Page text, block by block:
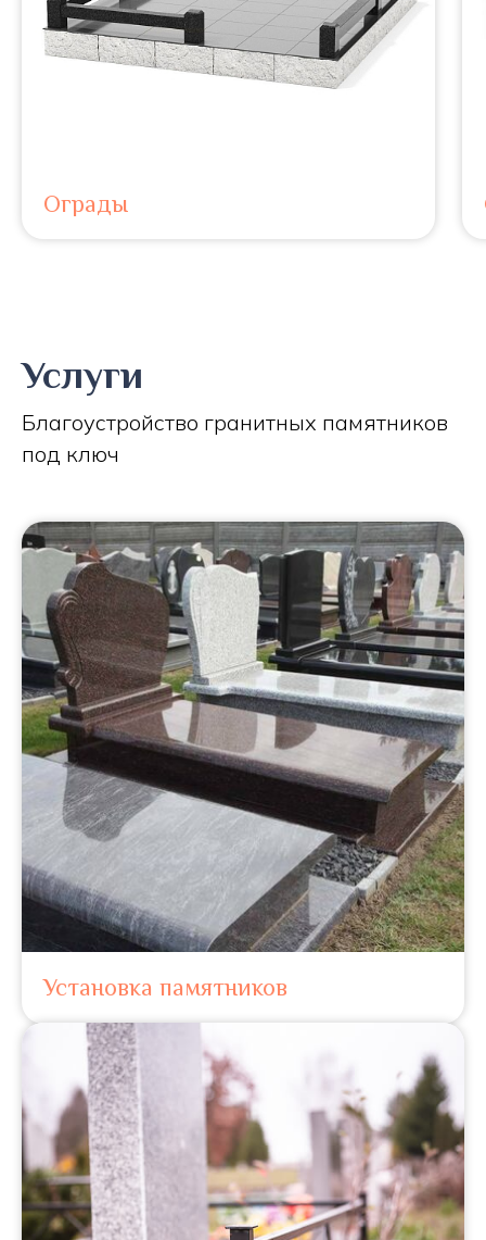
Ограды
Услуги
Благоустройство гранитных памятников
под ключ
Установка памятников